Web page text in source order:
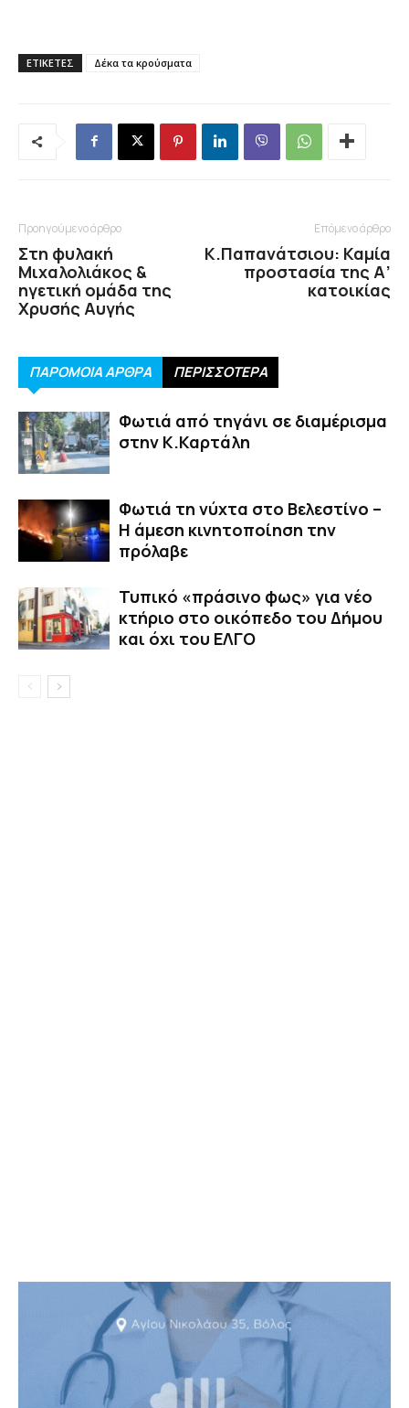
ΕΤΙΚΕΤΕΣ Δέκα τα κρούσματα
Προηγούμενο άρθρο
Στη φυλακή
Μιχαλολιάκος &
ηγετική ομάδα της
Χρυσής Αυγής
Επόμενο άρθρο
Κ.Παπανάτσιου: Καμία
προστασία της Α’
κατοικίας
ΠΑΡΟΜΟΙΑ ΑΡΘΡΑ ΠΕΡΙΣΣΟΤΕΡΑ
Φωτιά από τηγάνι σε διαμέρισμα
στην Κ.Καρτάλη
Φωτιά τη νύχτα στο Βελεστίνο –
Η άμεση κινητοποίηση την
πρόλαβε
Τυπικό «πράσινο φως» για νέο
κτήριο στο οικόπεδο του Δήμου
και όχι του ΕΛΓΟ